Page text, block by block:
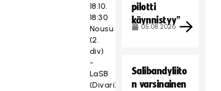
18.10.
18:30
Nousu
(2.
div)
-
LaSB
(Divari)
pilotti
käynnistyy”
05.08.2026
Salibandyliito
n varsinainen